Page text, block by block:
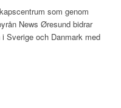
som genom
News Øresund bidrar
Sverige och Danmark med